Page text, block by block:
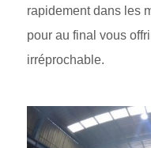
rapidement dans les
pour au final vous
irréprochable.